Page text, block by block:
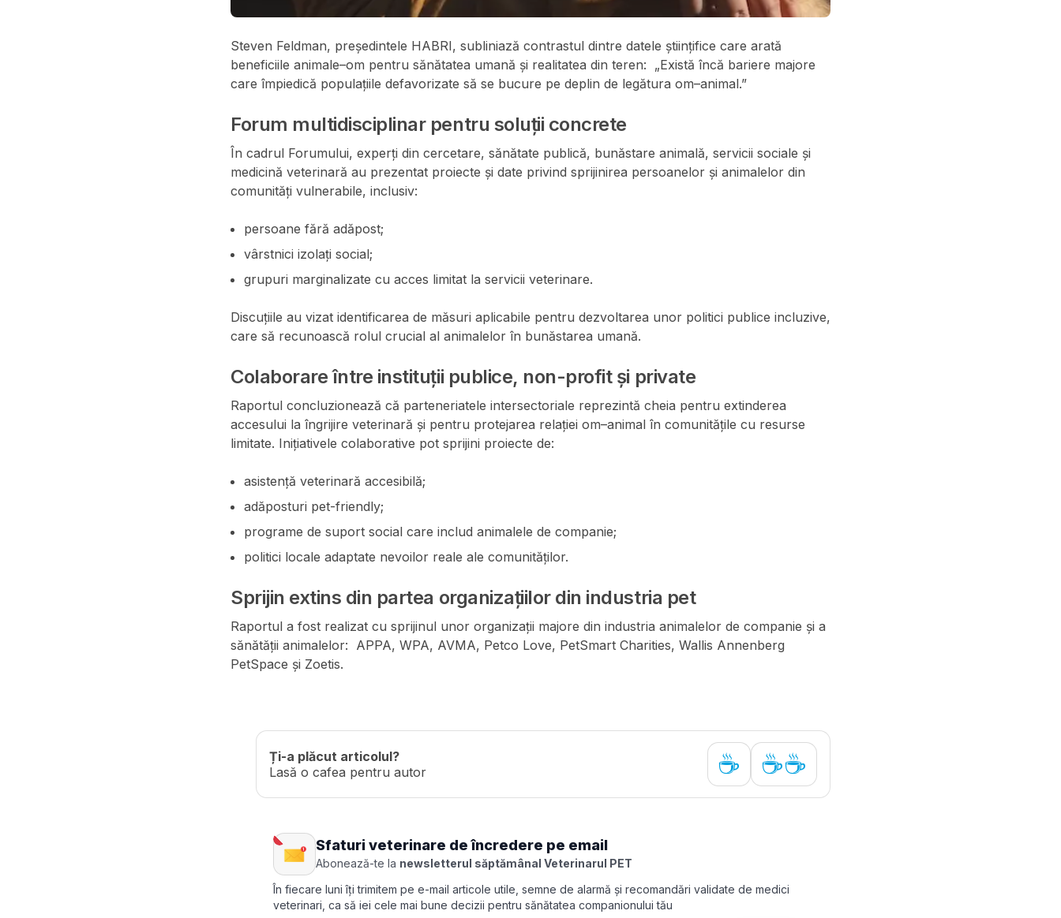
Steven Feldman, președintele HABRI, subliniază contrastul dintre datele științifice care arată
beneficiile animale–om pentru sănătatea umană și realitatea din teren: „Există încă bariere majore
care împiedică populațiile defavorizate să se bucure pe deplin de legătura om–animal.”
Forum multidisciplinar pentru soluții concrete
În cadrul Forumului, experți din cercetare, sănătate publică, bunăstare animală, servicii sociale și
medicină veterinară au prezentat proiecte și date privind sprijinirea persoanelor și animalelor din
comunități vulnerabile, inclusiv:
persoane fără adăpost;
vârstnici izolați social;
grupuri marginalizate cu acces limitat la servicii veterinare.
Discuțiile au vizat identificarea de măsuri aplicabile pentru dezvoltarea unor politici publice incluzive,
care să recunoască rolul crucial al animalelor în bunăstarea umană.
Colaborare între instituții publice, non-profit și private
Raportul concluzionează că parteneriatele intersectoriale reprezintă cheia pentru extinderea
accesului la îngrijire veterinară și pentru protejarea relației om–animal în comunitățile cu resurse
limitate. Inițiativele colaborative pot sprijini proiecte de:
asistență veterinară accesibilă;
adăposturi pet-friendly;
programe de suport social care includ animalele de companie;
politici locale adaptate nevoilor reale ale comunităților.
Sprijin extins din partea organizațiilor din industria pet
Raportul a fost realizat cu sprijinul unor organizații majore din industria animalelor de companie și a
sănătății animalelor: APPA, WPA, AVMA, Petco Love, PetSmart Charities, Wallis Annenberg
PetSpace și Zoetis.
Ți-a plăcut articolul?
Lasă o cafea pentru autor
☕ ☕☕
Sfaturi veterinare de încredere pe email
Abonează-te la newsletterul săptămânal Veterinarul PET
În fiecare luni îți trimitem pe e-mail articole utile, semne de alarmă și recomandări validate de medici
veterinari, ca să iei cele mai bune decizii pentru sănătatea companionului tău